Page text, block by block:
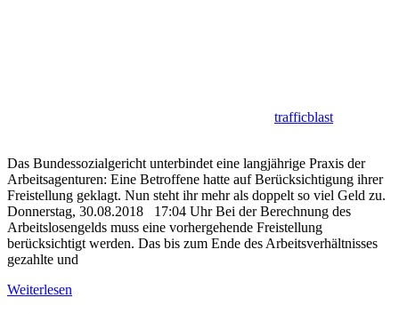
trafficblast
Das Bundessozialgericht unterbindet eine langjährige Praxis der
Arbeitsagenturen: Eine Betroffene hatte auf Berücksichtigung ihrer
Freistellung geklagt. Nun steht ihr mehr als doppelt so viel Geld zu.
Donnerstag, 30.08.2018 17:04 Uhr Bei der Berechnung des
Arbeitslosengelds muss eine vorhergehende Freistellung
berücksichtigt werden. Das bis zum Ende des Arbeitsverhältnisses
gezahlte und
Weiterlesen